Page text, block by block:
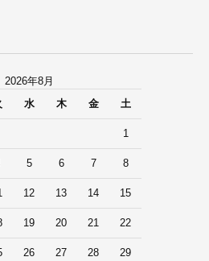
2026年8月
水 木 金 土
1
5 6 7 8
12 13 14 15
19 20 21 22
26 27 28 29